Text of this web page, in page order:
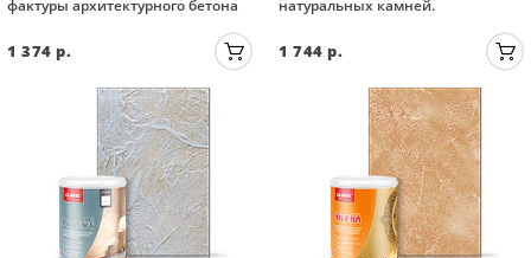
фактуры архитектурного бетона
1 374 р.
натуральных камней.
1 744 р.